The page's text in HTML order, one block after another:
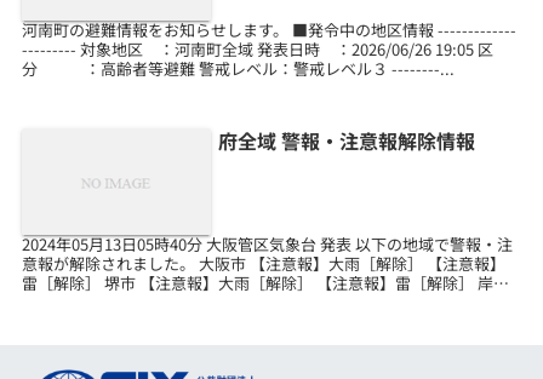
河南町の避難情報をお知らせします。 ■発令中の地区情報 -------------
--------- 対象地区 ：河南町全域 発表日時 ：2026/06/26 19:05 区
分 ：高齢者等避難 警戒レベル：警戒レベル３ --------...
府全域 警報・注意報解除情報
2024年05月13日05時40分 大阪管区気象台 発表 以下の地域で警報・注
意報が解除されました。 大阪市 【注意報】大雨［解除］ 【注意報】
雷［解除］ 堺市 【注意報】大雨［解除］ 【注意報】雷［解除］ 岸和